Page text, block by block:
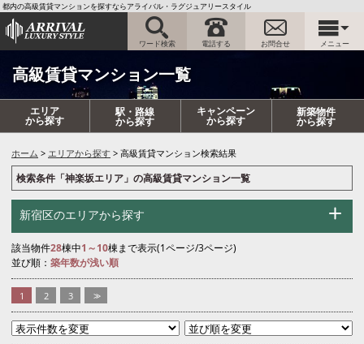
都内の高級賃貸マンションを探すならアライバル・ラグジュアリースタイル
ワード検索 電話する お問合せ メニュー
高級賃貸マンション一覧
エリア
から探す
駅・路線
から探す
キャンペーン
から探す
新築物件
から探す
ホーム エリアから探す 高級賃貸マンション検索結果
検索条件「神楽坂エリア」の高級賃貸マンション一覧
新宿区のエリアから探す
該当物件28棟中1～10棟まで表示(1ページ/3ページ)
並び順： 築年数が浅い順
1 2 3 >>